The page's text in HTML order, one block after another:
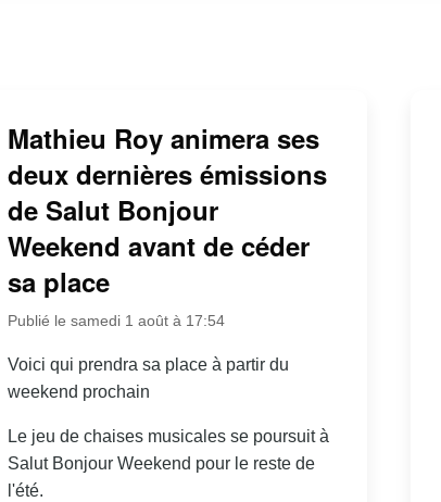
Mathieu Roy animera ses
deux dernières émissions
de Salut Bonjour
Weekend avant de céder
sa place
Publié le samedi 1 août à 17:54
Voici qui prendra sa place à partir du
weekend prochain
Le jeu de chaises musicales se poursuit à
Salut Bonjour Weekend pour le reste de
l'été.